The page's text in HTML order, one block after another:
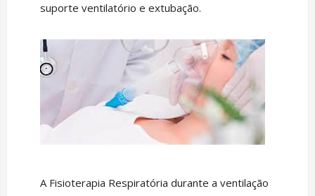
suporte ventilatório e extubação.
A Fisioterapia Respiratória durante a ventilação